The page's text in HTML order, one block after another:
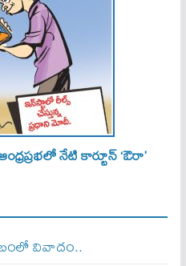
నేటి కార్టూన్ ‘ఔరా’
వివాదం..